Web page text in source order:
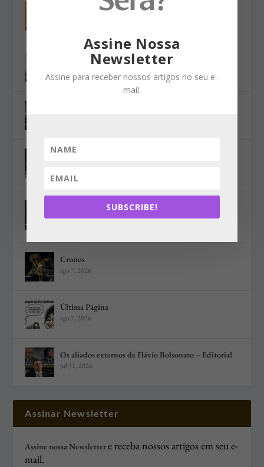
A Nova Era e a Extrema Direita, Segundo Steven
Raízes da polarização
Autobiografia de um Fora-da-Lei, 7: o Barão em
ago 7, 2026
A desmonetização e demonização do presidente da
FIFA
Cronos
ago 7, 2026
Última Página
ago 7, 2026
Os aliados externos de Flávio Bolsonaro – Editorial
jul 31, 2026
Assinar Newsletter
Assine nossa Newslettere receba nossos artigos em seu e-
mail.
Assine Nossa
Newsletter
Assine para receber nossos artigos no seu e-
mail.
SUBSCRIBE!